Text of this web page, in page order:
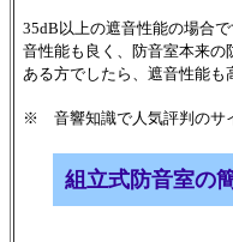
35dB以上の遮音性能の場合
音性能も良く、防音室本来
ある方でしたら、遮音性能も
※ 音響知識で人気評判のサ
組立式防音室の